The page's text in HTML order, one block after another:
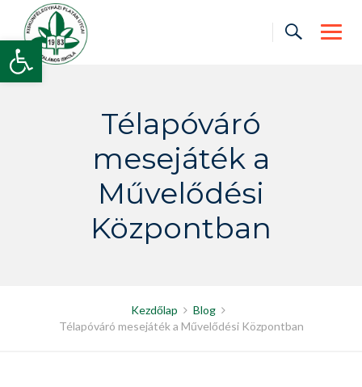
Open toolbar
content
Télapóváró
mesejáték a
Művelődési
Központban
Kezdőlap
Blog
Télapóváró mesejáték a Művelődési Központban